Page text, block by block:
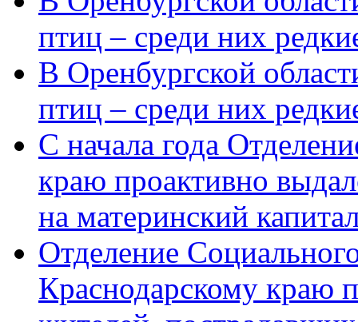
птиц – среди них
В Оренбургской
птиц – среди них
С начала года
краю проактивно
на материнский
Отделение
Краснодарскому краю